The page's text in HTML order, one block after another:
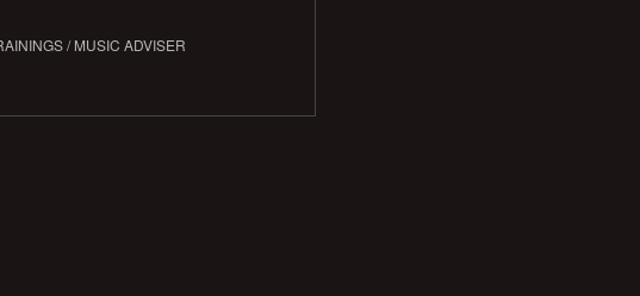
/ MUSIC ADVISER